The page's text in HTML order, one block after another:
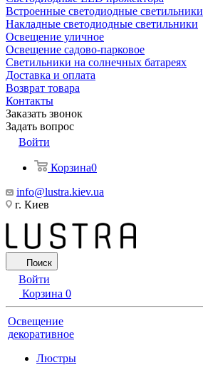
Встроенные светодиодные светильники
Накладные светодиодные светильники
Освещение уличное
Освещение садово-парковое
Светильники на солнечных батареях
Доставка и оплата
Возврат товара
Контакты
Заказать звонок
Задать вопрос
Войти
Корзина0
info@lustra.kiev.ua
г. Киев
Поиск
Войти
Корзина 0
Освещение
декоративное
Люстры